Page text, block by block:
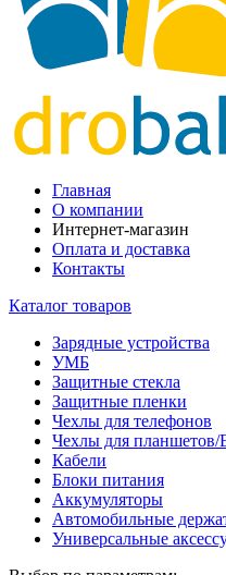
Главная
О компании
Интернет-магазин
Оплата и доставка
Контакты
Каталог товаров
Зарядные устройства
УМБ
Защитные стекла
Защитные пленки
Чехлы для телефонов
Чехлы для планшетов/
Кабели
Блоки питания
Аккумуляторы
Автомобильные
Универсальные